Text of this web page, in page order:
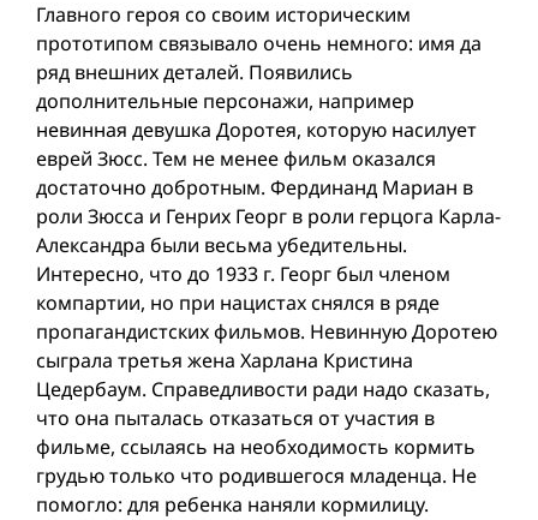
Главного героя со своим историческим
прототипом связывало очень немного: имя да
ряд внешних деталей. Появились
дополнительные персонажи, например
невинная девушка Доротея, которую насилует
еврей Зюсс. Тем не менее фильм оказался
достаточно добротным. Фердинанд Мариан в
роли Зюсса и Генрих Георг в роли герцога Карла-
Александра были весьма убедительны.
Интересно, что до 1933 г. Георг был членом
компартии, но при нацистах снялся в ряде
пропагандистских фильмов. Невинную Доротею
сыграла третья жена Харлана Кристина
Цедербаум. Справедливости ради надо сказать,
что она пыталась отказаться от участия в
фильме, ссылаясь на необходимость кормить
грудью только что родившегося младенца. Не
помогло: для ребенка наняли кормилицу.